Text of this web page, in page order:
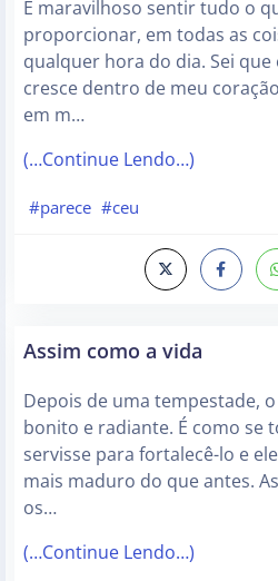
É maravilhoso sentir tudo o
proporcionar, em todas as
qualquer hora do dia. Sei
cresce dentro de meu
em m…
(…Continue Lendo…)
#parece #ceu
Assim como a vida
Depois de uma tempestade,
bonito e radiante. É como se
servisse para fortalecê-lo e
mais maduro do que antes.
os…
(…Continue Lendo…)